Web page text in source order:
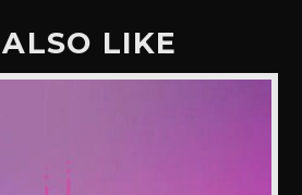
LIKE